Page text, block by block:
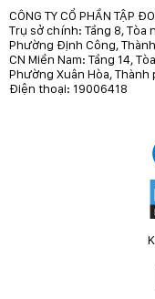
CÔNG TY CỔ PHẦN TẬP
Trụ sở chính: Tầng 8, Tòa
Phường Định Công,
CN Miền Nam: Tầng 14,
Phường Xuân Hòa, Thành
Điện thoại: 19006418